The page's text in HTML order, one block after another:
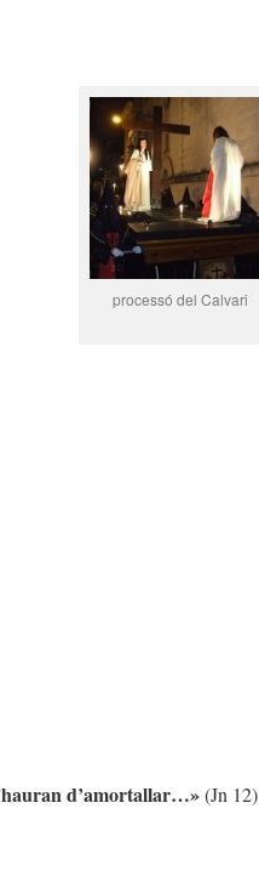
processó del Calvari
d’amortallar…»(Jn 12)